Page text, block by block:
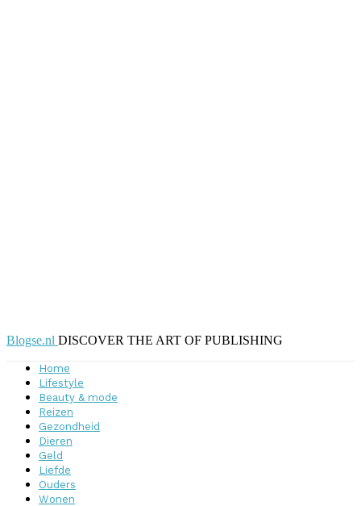
Blogse.nl DISCOVER THE ART OF PUBLISHING
Home
Lifestyle
Beauty & mode
Reizen
Gezondheid
Dieren
Geld
Liefde
Ouders
Wonen